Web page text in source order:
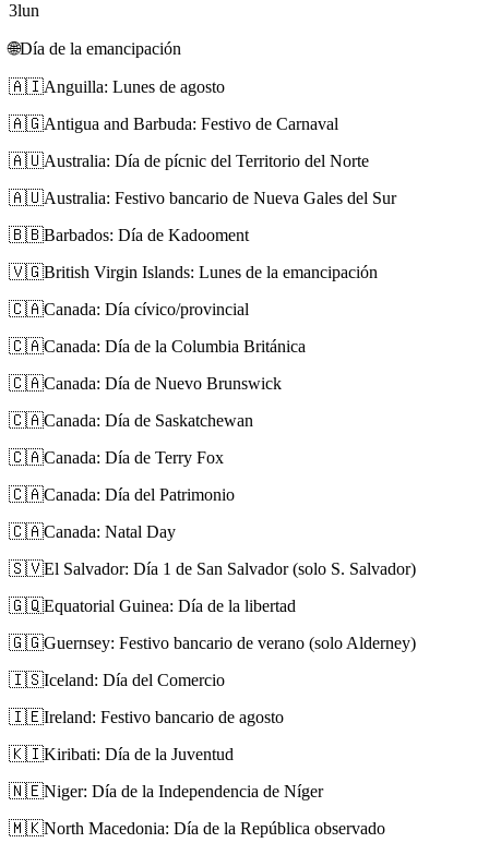
3lun
🌐Día de la emancipación
🇦🇮Anguilla: Lunes de agosto
🇦🇬Antigua and Barbuda: Festivo de Carnaval
🇦🇺Australia: Día de pícnic del Territorio del Norte
🇦🇺Australia: Festivo bancario de Nueva Gales del Sur
🇧🇧Barbados: Día de Kadooment
🇻🇬British Virgin Islands: Lunes de la emancipación
🇨🇦Canada: Día cívico/provincial
🇨🇦Canada: Día de la Columbia Británica
🇨🇦Canada: Día de Nuevo Brunswick
🇨🇦Canada: Día de Saskatchewan
🇨🇦Canada: Día de Terry Fox
🇨🇦Canada: Día del Patrimonio
🇨🇦Canada: Natal Day
🇸🇻El Salvador: Día 1 de San Salvador (solo S. Salvador)
🇬🇶Equatorial Guinea: Día de la libertad
🇬🇬Guernsey: Festivo bancario de verano (solo Alderney)
🇮🇸Iceland: Día del Comercio
🇮🇪Ireland: Festivo bancario de agosto
🇰🇮Kiribati: Día de la Juventud
🇳🇪Niger: Día de la Independencia de Níger
🇲🇰North Macedonia: Día de la República observado